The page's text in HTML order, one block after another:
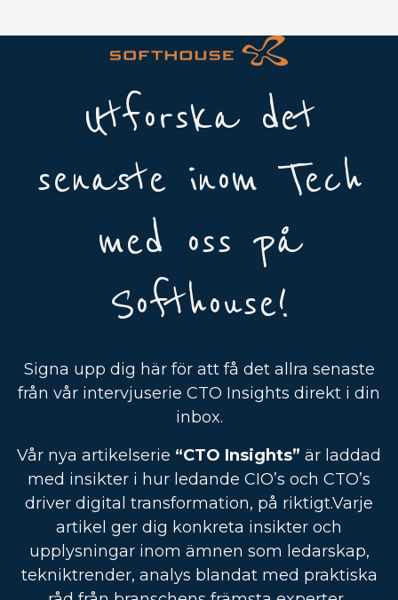
Utforska det
senaste inom Tech
med oss på
Softhouse!
Signa upp dig här för att få det allra senaste
från vår intervjuserie CTO Insights direkt i din
inbox.
Vår nya artikelserie “CTO Insights” är laddad
med insikter i hur ledande CIO’s och CTO’s
driver digital transformation, på riktigt.Varje
artikel ger dig konkreta insikter och
upplysningar inom ämnen som ledarskap,
tekniktrender, analys blandat med praktiska